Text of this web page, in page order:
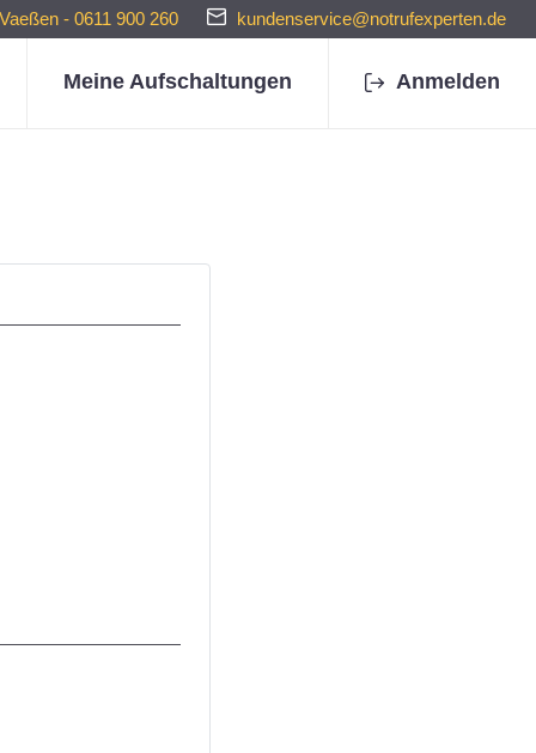
- 0611 900 260 kundenservice@notrufexperten.de
Meine Aufschaltungen Anmelden